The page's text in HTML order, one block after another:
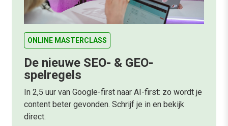
ONLINE MASTERCLASS
De nieuwe SEO- & GEO-
spelregels
In 2,5 uur van Google-first naar AI-first: zo wordt je
content beter gevonden. Schrijf je in en bekijk
direct.